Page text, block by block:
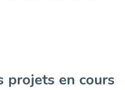
projets en cours